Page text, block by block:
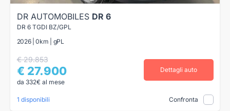
DR AUTOMOBILES DR 6
DR 6 TGDI BZ/GPL
2026 | 0km | gPL
€ 29.853
€ 27.900
da 332€ al mese
Dettagli auto
1 disponibili Confronta